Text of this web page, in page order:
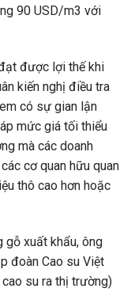
90 USD/m3 với
được lợi thế khi
kiến nghị điều tra
có sự gian lận
mức giá tối thiểu
mà các doanh
cơ quan hữu quan
thô cao hơn hoặc
gỗ xuất khẩu, ông
đoàn Cao su Việt
su ra thị trường)